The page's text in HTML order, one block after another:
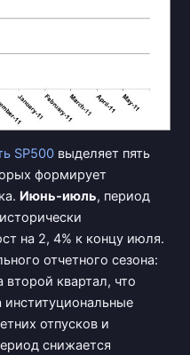
SP500 выделяет пять
формирует
Июнь-июль, период
на 2, 4% к концу июля.
отчетного сезона:
квартал, что
институциональные
отпусков и
снижается